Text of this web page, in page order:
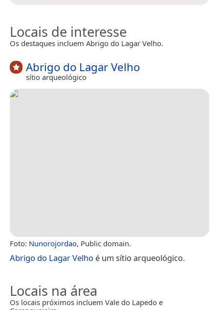
Locais de interesse
Os destaques incluem Abrigo do Lagar Velho.
Abrigo do Lagar Velho
sítio arqueológico
Foto: Nunorojordao, Public domain.
Abrigo do Lagar Velho é um sítio arqueológico.
Locais na área
Os locais próximos incluem Vale do Lapedo e